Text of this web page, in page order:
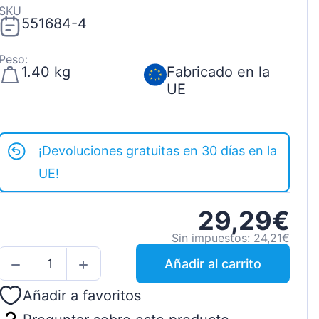
551684-4
1.40 kg
Fabricado en la
UE
¡Devoluciones gratuitas en 30 días en la
UE!
29,29€
Sin impuestos: 24,21€
Añadir al carrito
Añadir a favoritos